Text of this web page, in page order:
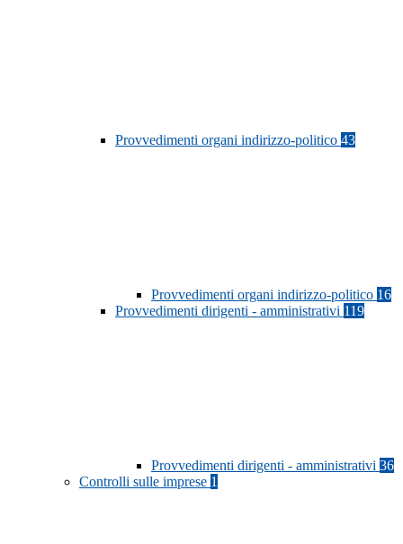
Provvedimenti organi indirizzo-politico 43
Provvedimenti organi indirizzo-politico 16
Provvedimenti dirigenti - amministrativi 119
Provvedimenti dirigenti - amministrativi 36
Controlli sulle imprese 1